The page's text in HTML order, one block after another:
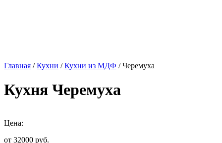
Главная /Кухни /Кухни из МДФ / Черемуха
Кухня Черемуха
Цена:
от 32000 руб.